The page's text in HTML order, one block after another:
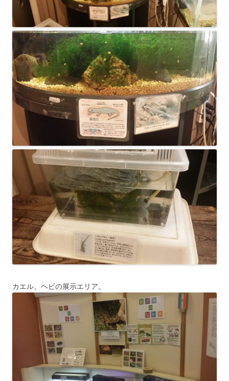
カエル、ヘビの展示エリア。